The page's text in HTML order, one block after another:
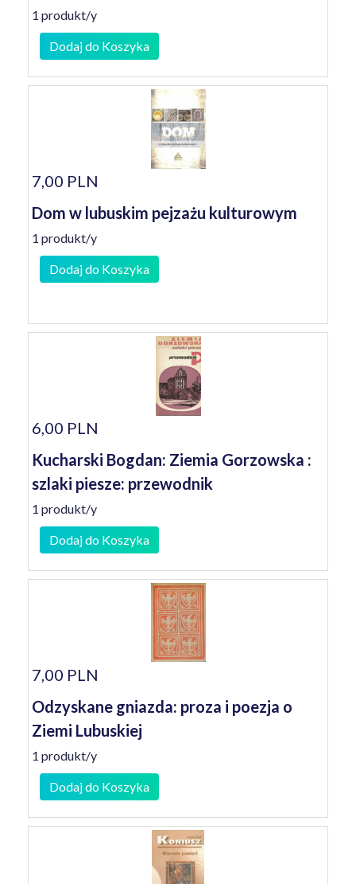
1 produkt/y
Dodaj do Koszyka
7,00 PLN
Dom w lubuskim pejzażu kulturowym
1 produkt/y
Dodaj do Koszyka
6,00 PLN
Kucharski Bogdan: Ziemia Gorzowska :
szlaki piesze: przewodnik
1 produkt/y
Dodaj do Koszyka
7,00 PLN
Odzyskane gniazda: proza i poezja o
Ziemi Lubuskiej
1 produkt/y
Dodaj do Koszyka